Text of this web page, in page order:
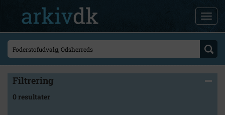
Filtrering
0 resultater